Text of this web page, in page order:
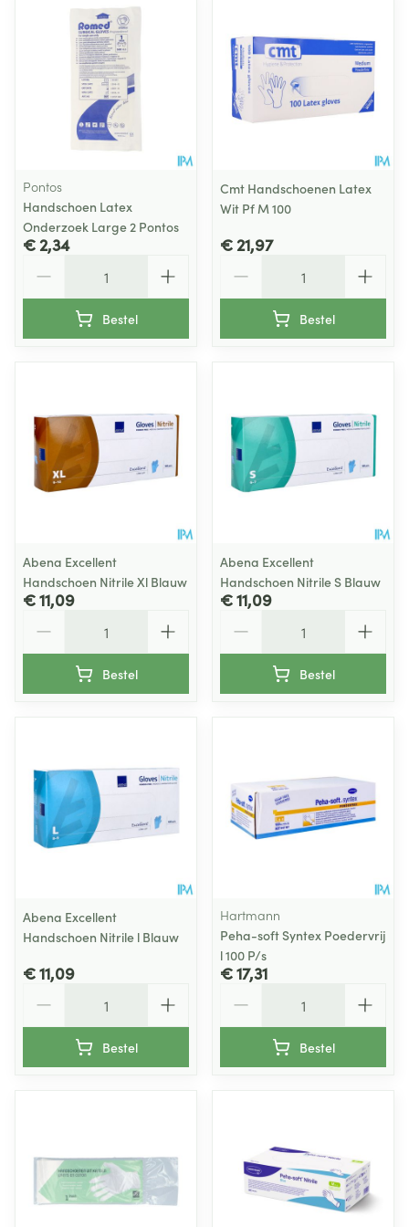
Pontos
Handschoen Latex
Onderzoek Large 2 Pontos
€ 2,34
Bestel
Cmt Handschoenen Latex
Wit Pf M 100
€ 21,97
Bestel
Abena Excellent
Handschoen Nitrile Xl Blauw
€ 11,09
Bestel
Abena Excellent
Handschoen Nitrile S Blauw
€ 11,09
Bestel
Abena Excellent
Handschoen Nitrile l Blauw
€ 11,09
Bestel
Hartmann
Peha-soft Syntex Poedervrij
l 100 P/s
€ 17,31
Bestel